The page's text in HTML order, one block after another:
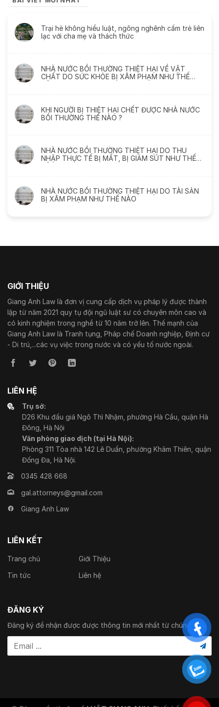
Trại hè không hiểu luật, ngông nghênh cấm trẻ liên
lạc với cha mẹ và thách thức
NHÀ NƯỚC BỒI THƯỜNG THIỆT HẠI VỀ VẬT
CHẤT DO SỨC KHỎE BỊ XÂM PHẠM NHƯ THẾ
KHI NGƯỜI BỊ THIỆT HẠI CHẾT ĐƯỢC NHÀ NƯỚC
BỒI THƯỜNG THẾ NÀO ?
NHÀ NƯỚC BỒI THƯỜNG THIỆT HẠI DO THU
NHẬP THỰC TẾ BỊ MẤT, BỊ GIẢM SÚT NHƯ THẾ
NHÀ NƯỚC BỒI THƯỜNG THIỆT HẠI DO TÀI SẢN
BỊ XÂM PHẠM NHƯ THẾ NÀO
GIỚI THIỆU
Giang Anh Law là đơn vị cung cấp dịch vụ pháp lý được thành
lập từ năm 2021 quy tụ đội ngũ luật sư có chuyên môn cao và
có kinh nghiệm trong nghề từ 10 năm trở lên. Thế mạnh của
Giang Anh Law là Tranh tụng, Pháp chế Doanh nghiệp, Định cư
- Di trú,...các vụ việc trong nước và có yếu tố nước ngoài.
LIÊN HỆ
Trụ sở:
D26 Khu đấu giá Ngô Thì Nhậm, phường Hà Cầu, quận Hà
Đông, Hà Nội
Văn phòng giao dịch (tại Hà Nội):
Phòng 311 Tòa nhà 142 Lê Duẩn, phường Khâm Thiên, quận
Đống Đa, Hà Nội.
0345 428 668
gal.attorneys@gmail.com
Giang Anh Law
LIÊN KẾT
Trang chủ
Giới Thiệu
Tin tức
Liên hệ
ĐĂNG KÝ
Đăng ký để nhận được được thông tin mới nhất từ chúng tôi.